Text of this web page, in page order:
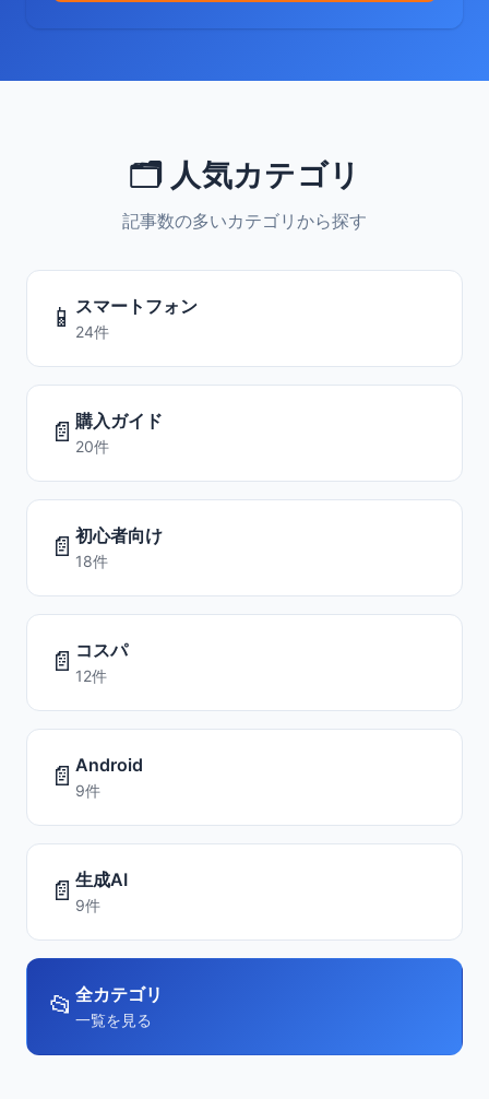
🗂️ 人気カテゴリ
記事数の多いカテゴリから探す
📱 スマートフォン
24件
📄 購入ガイド
20件
📄 初心者向け
18件
📄 コスパ
12件
📄 Android
9件
📄 生成AI
9件
📂 全カテゴリ
一覧を見る